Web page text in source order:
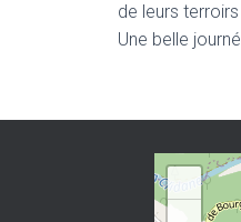
de leurs
Une belle